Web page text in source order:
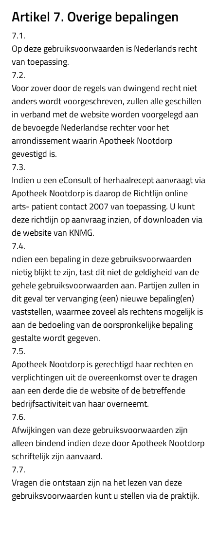
Artikel 7. Overige bepalingen
7.1.
Op deze gebruiksvoorwaarden is Nederlands recht
van toepassing.
7.2.
Voor zover door de regels van dwingend recht niet
anders wordt voorgeschreven, zullen alle geschillen
in verband met de website worden voorgelegd aan
de bevoegde Nederlandse rechter voor het
arrondissement waarin Apotheek Nootdorp
gevestigd is.
7.3.
Indien u een eConsult of herhaalrecept aanvraagt via
Apotheek Nootdorp is daarop de Richtlijn online
arts- patient contact 2007 van toepassing. U kunt
deze richtlijn op aanvraag inzien, of downloaden via
de website van KNMG.
7.4.
ndien een bepaling in deze gebruiksvoorwaarden
nietig blijkt te zijn, tast dit niet de geldigheid van de
gehele gebruiksvoorwaarden aan. Partijen zullen in
dit geval ter vervanging (een) nieuwe bepaling(en)
vaststellen, waarmee zoveel als rechtens mogelijk is
aan de bedoeling van de oorspronkelijke bepaling
gestalte wordt gegeven.
7.5.
Apotheek Nootdorp is gerechtigd haar rechten en
verplichtingen uit de overeenkomst over te dragen
aan een derde die de website of de betreffende
bedrijfsactiviteit van haar overneemt.
7.6.
Afwijkingen van deze gebruiksvoorwaarden zijn
alleen bindend indien deze door Apotheek Nootdorp
schriftelijk zijn aanvaard.
7.7.
Vragen die ontstaan zijn na het lezen van deze
gebruiksvoorwaarden kunt u stellen via de praktijk.